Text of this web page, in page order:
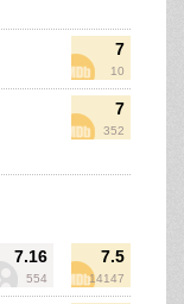
7
10
7
352
7.16
554
7.5
14147